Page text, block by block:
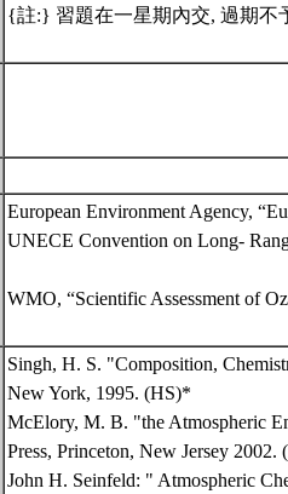
{註:} 習題在一星期內交, 過期不
European Environment Agency,
UNECE Convention on Long-
WMO, “Scientific Assessment of
Singh, H. S. "Composition,
New York, 1995. (HS)*
McElory, M. B. "the Atmospheric
Press, Princeton, New Jersey 2002.
John H. Seinfeld: " Atmospheric